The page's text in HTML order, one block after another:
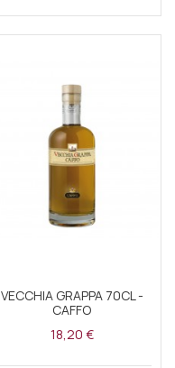
VECCHIA GRAPPA 70CL -
CAFFO
18,20 €